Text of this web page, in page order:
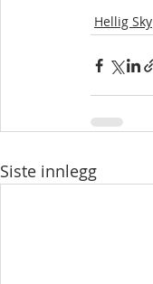
Hellig Sky
Siste innlegg